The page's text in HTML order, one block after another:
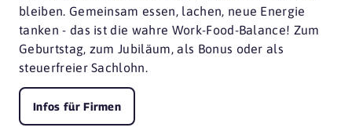
bleiben. Gemeinsam essen, lachen, neue Energie
tanken - das ist die wahre Work-Food-Balance! Zum
Geburtstag, zum Jubiläum, als Bonus oder als
steuerfreier Sachlohn.
Infos für Firmen